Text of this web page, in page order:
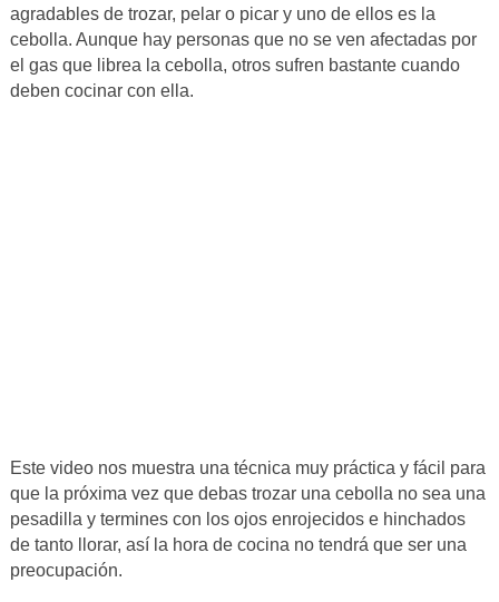
agradables de trozar, pelar o picar y uno de ellos es la
cebolla. Aunque hay personas que no se ven afectadas por
el gas que librea la cebolla, otros sufren bastante cuando
deben cocinar con ella.
Este video nos muestra una técnica muy práctica y fácil para
que la próxima vez que debas trozar una cebolla no sea una
pesadilla y termines con los ojos enrojecidos e hinchados
de tanto llorar, así la hora de cocina no tendrá que ser una
preocupación.